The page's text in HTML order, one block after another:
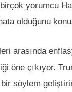
yorumcu
olduğunu
arasında
öne çıkıyor.
söylem